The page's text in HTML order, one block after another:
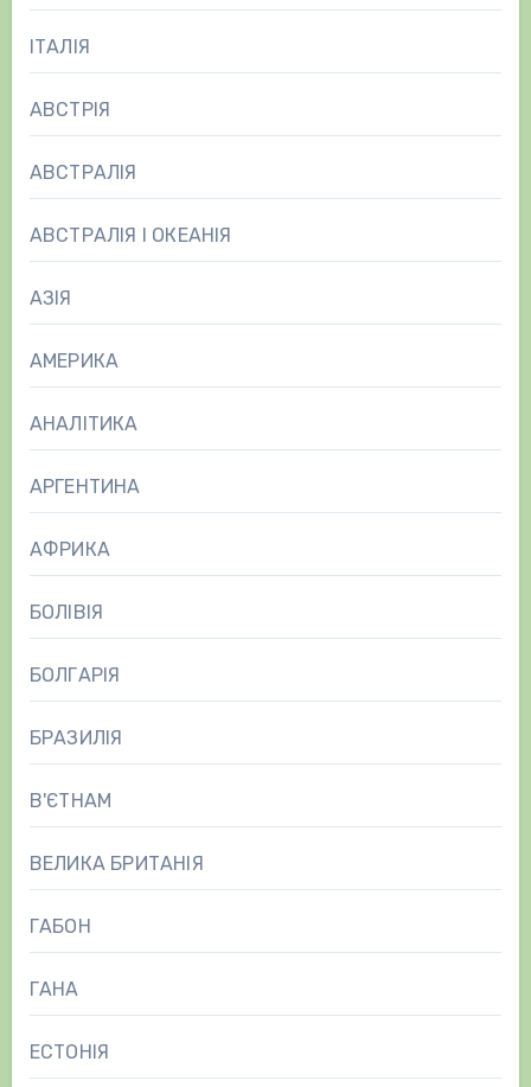
ІТАЛІЯ
АВСТРІЯ
АВСТРАЛІЯ
АВСТРАЛІЯ І ОКЕАНІЯ
АЗІЯ
АМЕРИКА
АНАЛІТИКА
АРГЕНТИНА
АФРИКА
БОЛІВІЯ
БОЛГАРІЯ
БРАЗИЛІЯ
В'ЄТНАМ
ВЕЛИКА БРИТАНІЯ
ГАБОН
ГАНА
ЕСТОНІЯ